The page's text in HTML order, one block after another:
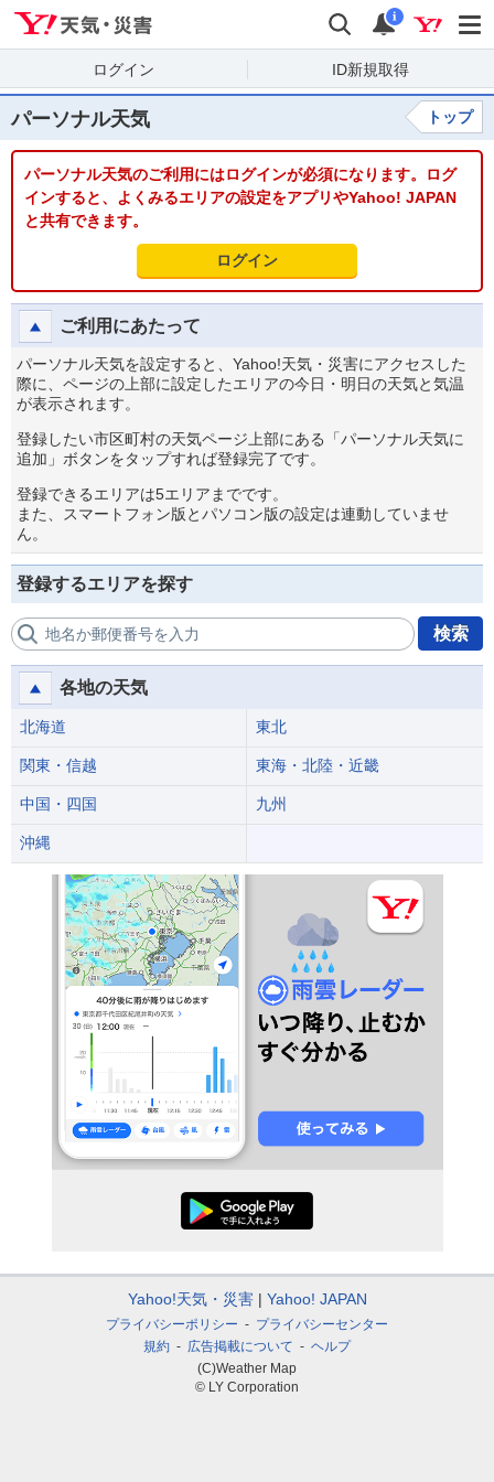
検索 通知
i
ログイン ID新規取得
パーソナル天気 トップ
パーソナル天気のご利用にはログインが必須になります。ログ
インすると、よくみるエリアの設定をアプリやYahoo! JAPAN
と共有できます。
ログイン
ご利用にあたって
パーソナル天気を設定すると、Yahoo!天気・災害にアクセスした
際に、ページの上部に設定したエリアの今日・明日の天気と気温
が表示されます。
登録したい市区町村の天気ページ上部にある「パーソナル天気に
追加」ボタンをタップすれば登録完了です。
登録できるエリアは5エリアまでです。
また、スマートフォン版とパソコン版の設定は連動していませ
ん。
登録するエリアを探す
地名か郵便番号を入力 検索
各地の天気
北海道 東北
関東・信越 東海・北陸・近畿
中国・四国 九州
沖縄
Yahoo!天気・災害 Yahoo! JAPAN
プライバシーポリシー
プライバシーセンター
規約
広告掲載について
ヘルプ
(C)Weather Map
© LY Corporation